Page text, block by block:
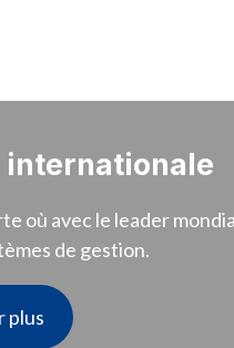
internationale
où avec le leader
de gestion.
plus